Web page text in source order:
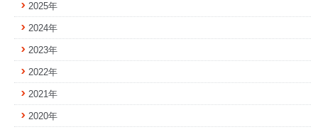
2025年
2024年
2023年
2022年
2021年
2020年